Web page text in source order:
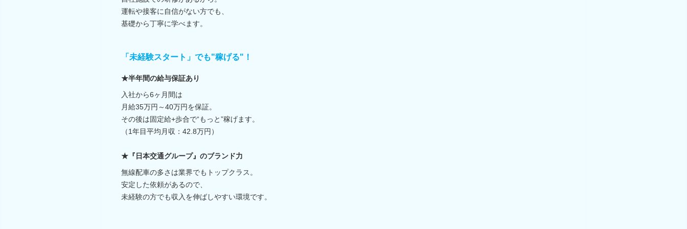
運転や接客に自信がない方でも、
基礎から丁寧に学べます。
「未経験スタート」でも"稼げる"！
★半年間の給与保証あり
入社から6ヶ月間は
月給35万円～40万円を保証。
その後は固定給+歩合で“もっと”稼げます。
（1年目平均月収：42.8万円）
★『日本交通グループ』のブランド力
無線配車の多さは業界でもトップクラス。
安定した依頼があるので、
未経験の方でも収入を伸ばしやすい環境です。